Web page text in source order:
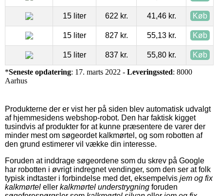
15 liter 622 kr. 41,46 kr. Køb
15 liter 827 kr. 55,13 kr. Køb
15 liter 837 kr. 55,80 kr. Køb
*Seneste opdatering: 17. marts 2022 - Leveringssted: 8000
Aarhus
Produkterne der er vist her på siden blev automatisk udvalgt
af hjemmesidens webshop-robot. Den har faktisk kigget
tusindvis af produkter for at kunne præsentere de varer der
minder mest om søgeordet kalkmørtel, og som robotten af
den grund estimerer vil vække din interesse.
Foruden at inddrage søgeordene som du skrev på Google
har robotten i øvrigt indregnet vendinger, som den ser at folk
typisk indtaster i forbindelse med det, eksempelvis jem og fix
kalkmørtel eller kalkmørtel understrygning foruden